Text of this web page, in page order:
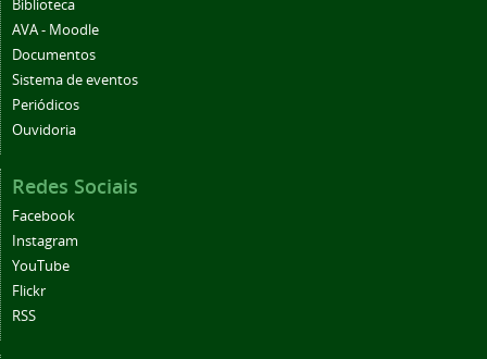
Biblioteca
AVA - Moodle
Documentos
Sistema de eventos
Periódicos
Ouvidoria
Redes Sociais
Facebook
Instagram
YouTube
Flickr
RSS